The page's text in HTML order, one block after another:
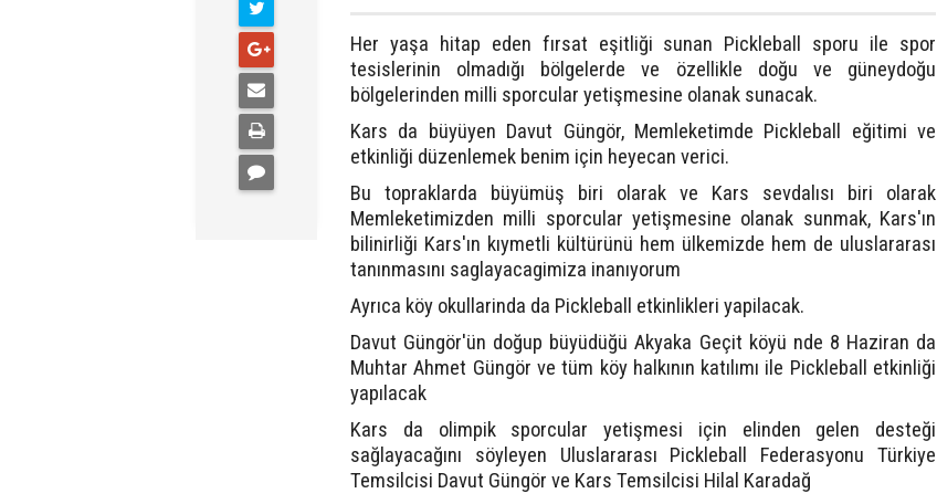
Her yaşa hitap eden fırsat eşitliği sunan Pickleball sporu ile spor
tesislerinin olmadığı bölgelerde ve özellikle doğu ve güneydoğu
bölgelerinden milli sporcular yetişmesine olanak sunacak.
Kars da büyüyen Davut Güngör, Memleketimde Pickleball eğitimi ve
etkinliği düzenlemek benim için heyecan verici.
Bu topraklarda büyümüş biri olarak ve Kars sevdalısı biri olarak
Memleketimizden milli sporcular yetişmesine olanak sunmak, Kars'ın
bilinirliği Kars'ın kıymetli kültürünü hem ülkemizde hem de uluslararası
tanınmasını saglayacagimiza inanıyorum
Ayrıca köy okullarinda da Pickleball etkinlikleri yapilacak.
Davut Güngör'ün doğup büyüdüğü Akyaka Geçit köyü nde 8 Haziran da
Muhtar Ahmet Güngör ve tüm köy halkının katılımı ile Pickleball etkinliği
yapılacak
Kars da olimpik sporcular yetişmesi için elinden gelen desteği
sağlayacağını söyleyen Uluslararası Pickleball Federasyonu Türkiye
Temsilcisi Davut Güngör ve Kars Temsilcisi Hilal Karadağ